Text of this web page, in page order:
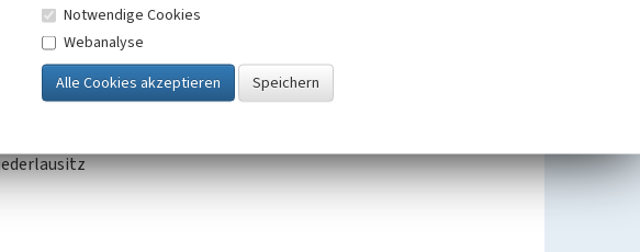
Gartenstadt Marga Brieske
Notwendige Cookies
Webanalyse